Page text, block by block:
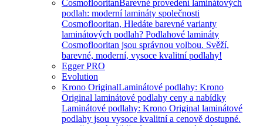
CosmoflooritanBarevné provedení laminátových
podlah: moderní lamináty společnosti
Cosmoflooritan, Hledáte barevné varianty
laminátových podlah? Podlahové lamináty
Cosmoflooritan jsou správnou volbou. Svěží,
barevné, moderní, vysoce kvalitní podlahy!
Egger PRO
Evolution
Krono OriginalLaminátové podlahy: Krono
Original laminátové podlahy ceny a nabídky
Laminátové podlahy: Krono Original laminátové
podlahy jsou vysoce kvalitní a cenově dostupné.